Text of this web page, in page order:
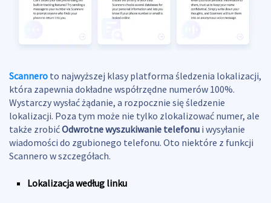
Scannero to najwyższej klasy platforma śledzenia lokalizacji,
która zapewnia dokładne współrzędne numerów 100%.
Wystarczy wysłać żądanie, a rozpocznie się śledzenie
lokalizacji. Poza tym może nie tylko zlokalizować numer, ale
także zrobićOdwrotne wyszukiwanie telefonu i wysyłanie
wiadomości do zgubionego telefonu. Oto niektóre z funkcji
Scannero w szczegółach.
Lokalizacja według linku